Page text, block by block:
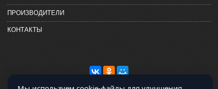
ПРОИЗВОДИТЕЛИ
КОНТАКТЫ